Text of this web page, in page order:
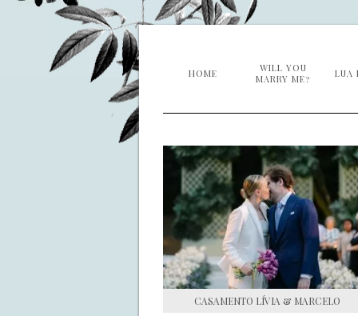
HOME
WILL YOU
MARRY ME?
LUA
CASAMENTO LÍVIA & MARCELO